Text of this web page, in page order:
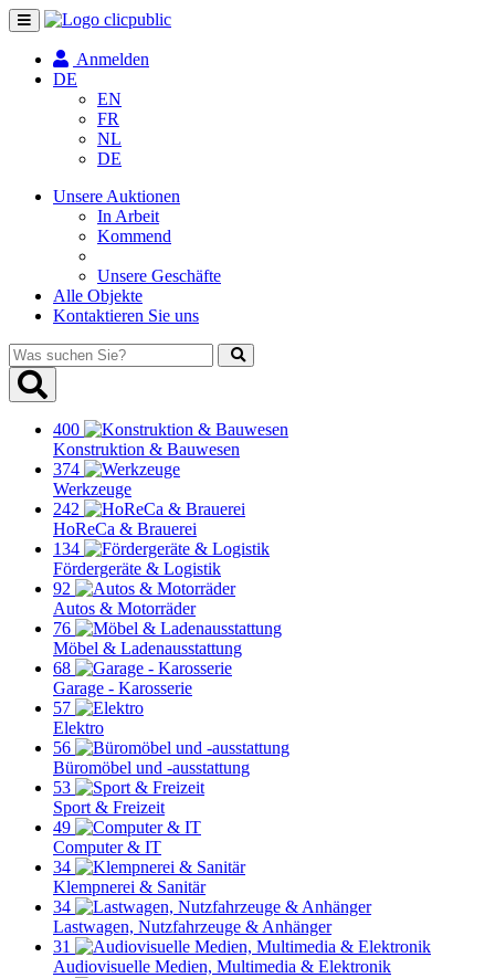
Navigation
umschalten
Anmelden
DE
EN
FR
NL
DE
Unsere Auktionen
In Arbeit
Kommend
Unsere Geschäfte
Alle Objekte
Kontaktieren Sie uns
Was
suchen
Sie?
400
Konstruktion & Bauwesen
374
Werkzeuge
242
HoReCa & Brauerei
134
Fördergeräte & Logistik
92
Autos & Motorräder
76
Möbel & Ladenausstattung
68
Garage - Karosserie
57
Elektro
56
Büromöbel und -ausstattung
53
Sport & Freizeit
49
Computer & IT
34
Klempnerei & Sanitär
34
Lastwagen, Nutzfahrzeuge & Anhänger
31
Audiovisuelle Medien, Multimedia & Elektronik